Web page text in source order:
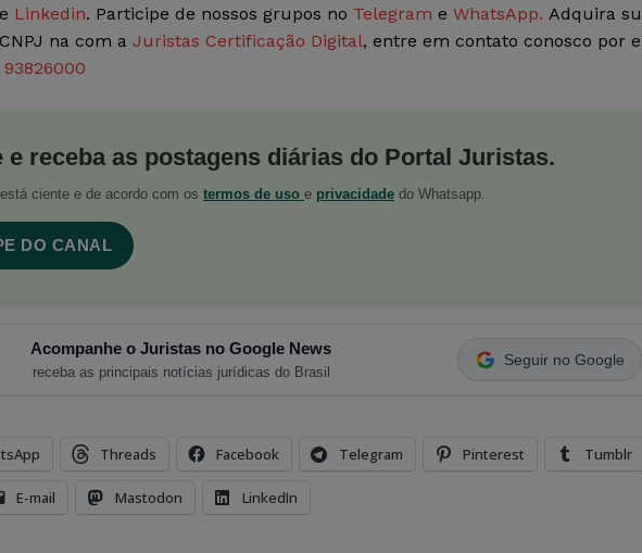
e Linkedin. Participe de nossos grupos no Telegram e WhatsApp. Adquira
na com a Juristas Certificação Digital, entre em contato conosco por
e receba as postagens diárias do Portal Juristas.
ciente e de acordo com os termos de uso e privacidade do Whatsapp.
DO CANAL
Acompanhe o Juristas no Google News
receba as principais notícias jurídicas do Brasil
Seguir no Google
Threads Facebook Telegram Pinterest Tumblr
E-mail Mastodon LinkedIn